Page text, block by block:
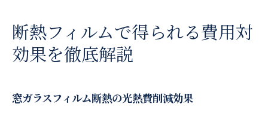
断熱フィルムで得られる費用対
効果を徹底解説
窓ガラスフィルム断熱の光熱費削減効果